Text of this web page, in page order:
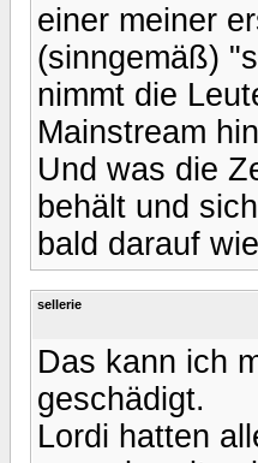
einer meiner
(sinngemäß)
nimmt die
Mainstream
Und was die
behält und
bald darauf
sellerie
Das kann ich
geschädigt.
Lordi hatten